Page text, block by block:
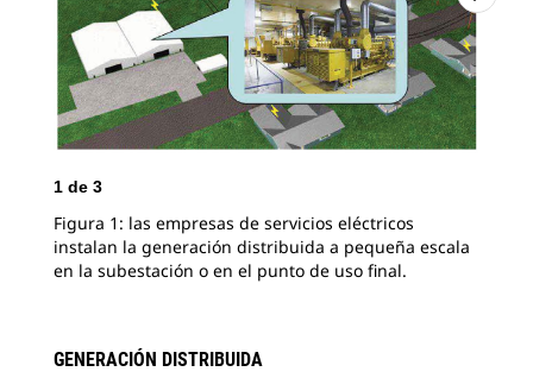
1 de 3
Figura 1: las empresas de servicios eléctricos
instalan la generación distribuida a pequeña escala
en la subestación o en el punto de uso final.
GENERACIÓN DISTRIBUIDA